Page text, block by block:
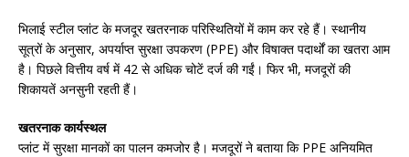
भिलाई स्टील प्लांट के मजदूर खतरनाक परिस्थितियों में काम कर रहे हैं। स्थानीय
सूत्रों के अनुसार, अपर्याप्त सुरक्षा उपकरण (PPE) और विषाक्त पदार्थों का खतरा आम
है। पिछले वित्तीय वर्ष में 42 से अधिक चोटें दर्ज की गईं। फिर भी, मजदूरों की
शिकायतें अनसुनी रहती हैं।
खतरनाक कार्यस्थल
प्लांट में सुरक्षा मानकों का पालन कमजोर है। मजदूरों ने बताया कि PPE अनियमित